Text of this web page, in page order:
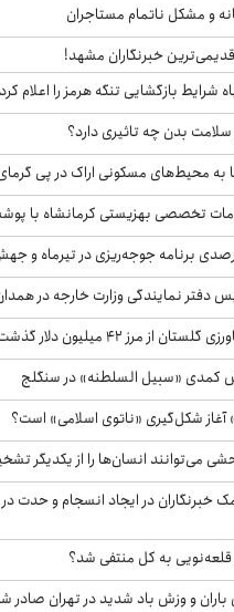
و مشکل ناتمام مستاجران
خبرنگاران مشهد!
شرایط بازگشایی تنگه هرمز را اعلام کرد
بدن چه تاثیری دارد؟
به محیط‌های مسکونی اراک در پی
تخصصی بهزیستی کرمانشاه با پوشش ۱۹۲ هزار
دفتر نمایندگی وزارت خارجه در
از مرز ۴۲ میلیون دلار گذشت
کمدی «سبیل السلطنه» در سنگلج
آغاز شکل‌گیری «ناتوی اسلامی» است؟
می‌توانند انسان‌ها را از یکدیگر
خبرنگاران در ایجاد انسجام و حدت
قلعه‌نویی به کل منتفی شد؟
و وزش باد شدید در تهران صادر